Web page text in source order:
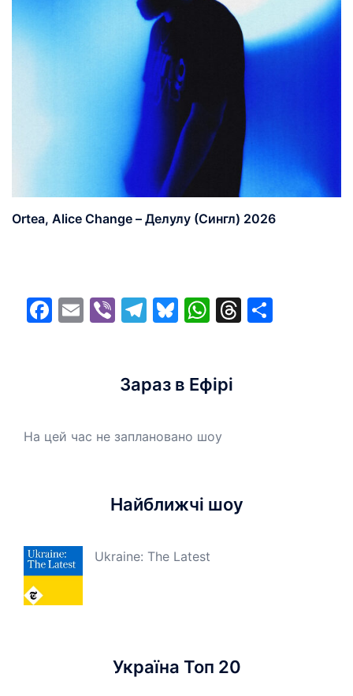
Ortea, Alice Change – Делулу (Сингл) 2026
Facebook
EmailViberTelegram
Bluesky
WhatsApp
Threads
Зараз в Ефірі
На цей час не заплановано шоу
Найближчі шоу
Ukraine: The Latest
Україна Топ 20